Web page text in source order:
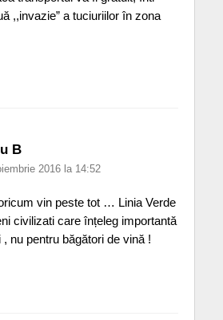
,,invazie” a tuciuriilor în zona
B
2016 la 14:52
vin peste tot … Linia Verde
civilizati care înțeleg importantă
, nu pentru băgători de vină !